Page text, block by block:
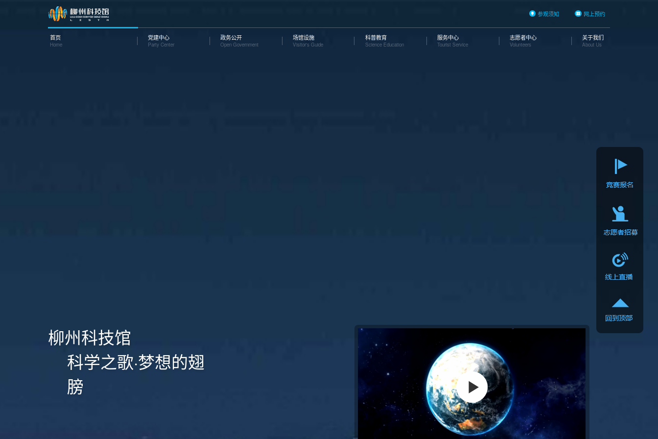
参观须知 网上预约
首页
Home
党建中心
Party Center
政务公开
Open Government
场馆设施
Visitor's Guide
科普教育
Science Education
服务中心
Tourist Service
志愿者中心
Volunteers
关于我们
About Us
柳州科技馆
科学之歌·梦想的翅
膀